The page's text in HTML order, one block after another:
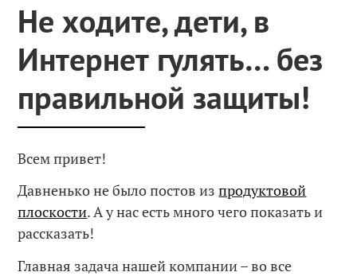
Не ходите, дети, в
Интернет гулять… без
правильной защиты!
Всем привет!
Давненько не было постов изпродуктовой
плоскости. А у нас есть много чего показать и
рассказать!
Главная задача нашей компании – во все